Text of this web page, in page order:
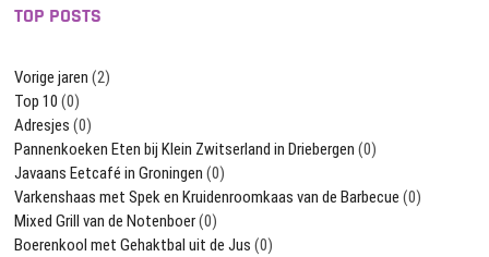
TOP POSTS
Vorige jaren (2)
Top 10 (0)
Adresjes (0)
Pannenkoeken Eten bij Klein Zwitserland in Driebergen (0)
Javaans Eetcafé in Groningen (0)
Varkenshaas met Spek en Kruidenroomkaas van de Barbecue (0)
Mixed Grill van de Notenboer(0)
Boerenkool met Gehaktbal uit de Jus (0)